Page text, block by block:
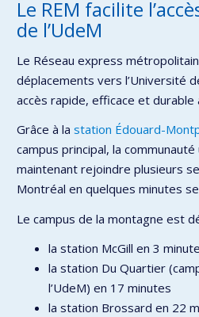
Le REM facilite
de l’UdeM
Le Réseau express
déplacements vers l’Université
accès rapide, efficace et durable
Grâce à la station Édouard-
campus principal, la
maintenant rejoindre plusieurs
Montréal en quelques minutes
Le campus de la montagne est
la station McGill en 3
la station Du Quartier
l’UdeM) en 17 minutes
la station Brossard en 22